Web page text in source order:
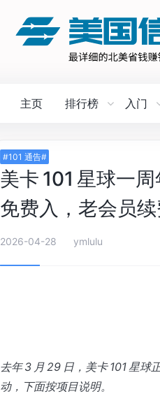
主页 排行榜 入门
#101 通告#
美卡 101 星球一
免费入，老会员续
2026-04-28 ymlulu
去年 3 月 29 日，美卡 101 星
动，下面按项目说明。